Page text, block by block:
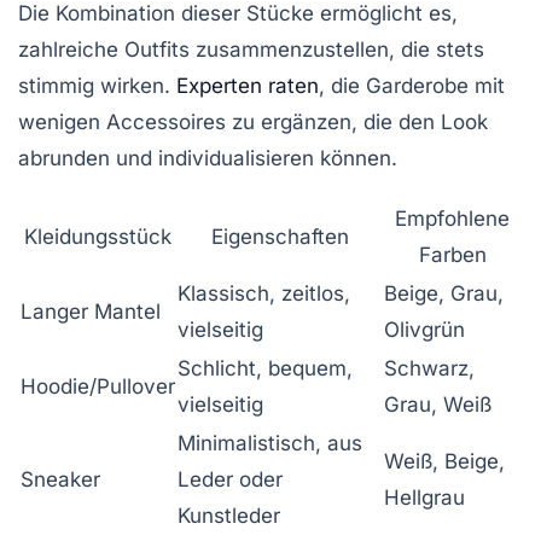
Die Kombination dieser Stücke ermöglicht es,
zahlreiche Outfits zusammenzustellen, die stets
stimmig wirken. Experten raten, die Garderobe mit
wenigen Accessoires zu ergänzen, die den Look
abrunden und individualisieren können.
Kleidungsstück Eigenschaften
Empfohlene
Farben
Langer Mantel
Klassisch, zeitlos,
vielseitig
Beige, Grau,
Olivgrün
Hoodie/Pullover
Schlicht, bequem,
vielseitig
Schwarz,
Grau, Weiß
Sneaker
Minimalistisch, aus
Leder oder
Kunstleder
Weiß, Beige,
Hellgrau